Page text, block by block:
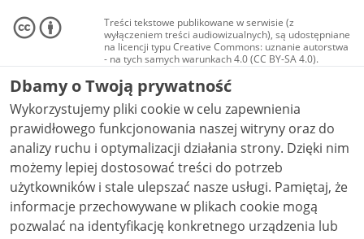
Treści tekstowe publikowane w serwisie (z
wyłączeniem treści audiowizualnych), są udostępniane
na licencji typu Creative Commons: uznanie autorstwa
- na tych samych warunkach 4.0 (CC BY-SA 4.0).
Materiały audiowizualne, w tym zdjęcia, materiały
audio i wideo, są udostępniane na licencji typu
Creative Commons: uznanie autorstwa użycie
niekomercyjne - bez utworów zależnych 4.0 (CC BY-
NC-ND 4.0), o ile nie jest to stwierdzone inaczej.
Dbamy o Twoją prywatność
Wykorzystujemy pliki cookie w celu zapewnienia
prawidłowego funkcjonowania naszej witryny oraz do
analizy ruchu i optymalizacji działania strony. Dzięki nim
możemy lepiej dostosować treści do potrzeb
użytkowników i stale ulepszać nasze usługi. Pamiętaj, że
informacje przechowywane w plikach cookie mogą
pozwalać na identyfikację konkretnego urządzenia lub